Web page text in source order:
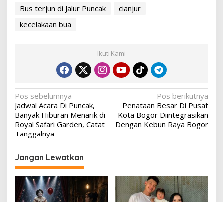
Bus terjun di Jalur Puncak
cianjur
kecelakaan bua
Ikuti Kami
Navigasi
pos
Pos sebelumnya
Jadwal Acara Di Puncak,
Banyak Hiburan Menarik di
Royal Safari Garden, Catat
Tanggalnya
Pos berikutnya
Penataan Besar Di Pusat
Kota Bogor Diintegrasikan
Dengan Kebun Raya Bogor
Jangan Lewatkan